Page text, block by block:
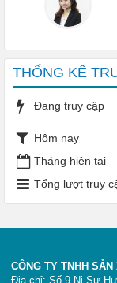
THỐNG KÊ
Đang truy cập
Hôm nay
Tháng hiện tại
Tổng lượt truy
CÔNG TY TNHH
Địa chỉ: Số 9 Ni Sư